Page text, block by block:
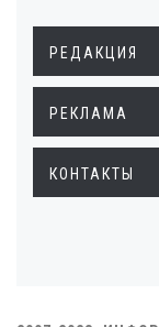
РЕДАКЦИЯ
РЕКЛАМА
КОНТАКТЫ